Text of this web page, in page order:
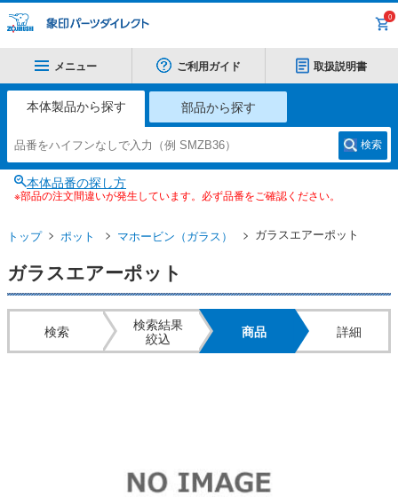
0
メニュー ご利用ガイド 取扱説明書
本体製品から探す 部品から探す
検索
本体品番の探し方
※部品の注文間違いが発生しています。必ず品番をご確認ください。
トップ ポット マホービン（ガラス） ガラスエアーポット
ガラスエアーポット
検索
検索結果
絞込
商品 詳細